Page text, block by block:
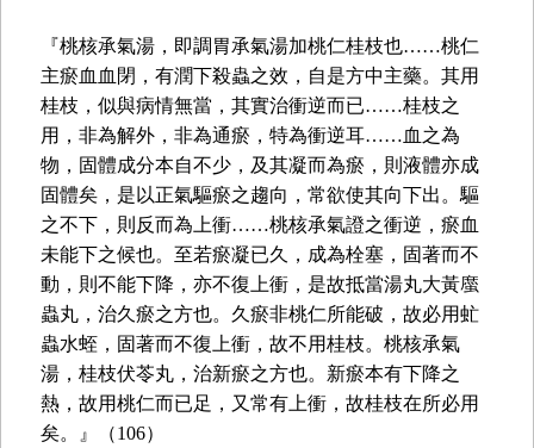
『桃核承氣湯，即調胃承氣湯加桃仁桂枝也……桃仁
主瘀血血閉，有潤下殺蟲之效，自是方中主藥。其用
桂枝，似與病情無當，其實治衝逆而已……桂枝之
用，非為解外，非為通瘀，特為衝逆耳……血之為
物，固體成分本自不少，及其凝而為瘀，則液體亦成
固體矣，是以正氣驅瘀之趨向，常欲使其向下出。驅
之不下，則反而為上衝……桃核承氣證之衝逆，瘀血
未能下之候也。至若瘀凝已久，成為栓塞，固著而不
動，則不能下降，亦不復上衝，是故抵當湯丸大黃䗪
蟲丸，治久瘀之方也。久瘀非桃仁所能破，故必用虻
蟲水蛭，固著而不復上衝，故不用桂枝。桃核承氣
湯，桂枝伏苓丸，治新瘀之方也。新瘀本有下降之
熱，故用桃仁而已足，又常有上衝，故桂枝在所必用
矣。』（106）